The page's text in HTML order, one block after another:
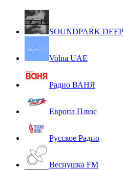
SOUNDPARK DEEP
Volna UAE
Радио ВАНЯ
Европа Плюс
Русское Радио
Веснушка FM